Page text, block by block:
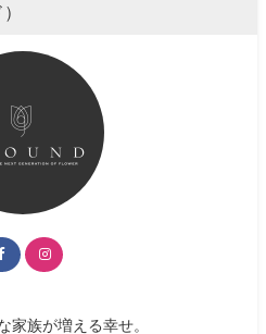
家族が増える幸せ。